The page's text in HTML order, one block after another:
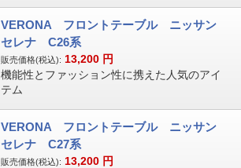
VERONA フロントテーブル ニッサン
セレナ C26系
販売価格(税込): 13,200 円
機能性とファッション性に携えた人気のアイ
テム
VERONA フロントテーブル ニッサン
セレナ C27系
販売価格(税込): 13,200 円